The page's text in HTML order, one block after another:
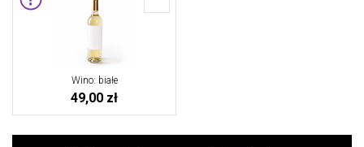
Wino: białe
49,00 zł